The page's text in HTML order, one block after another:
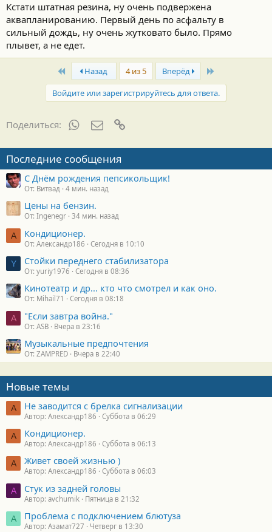
Кстати штатная резина, ну очень подвержена
аквапланированию. Первый день по асфальту в
сильный дождь, ну очень жутковато было. Прямо
плывет, а не едет.
First Назад 4 из 5 Вперёд
Войдите или зарегистрируйтесь для ответа.
Поделиться: WhatsAppЭлектронная почта
Последние сообщения
С Днём рождения пепсикольщик!
От: Витвад 4 мин. назад
Цены на бензин.
От: Ingenegr 34 мин. назад
А Кондиционер.
От: Александр186 Сегодня в 10:10
Y Стойки переднего стабилизатора
От: yuriy1976 Сегодня в 08:36
Кинотеатр и др... кто что смотрел и как оно.
От: Mihail71 Сегодня в 08:18
A "Если завтра война."
От: ASB Вчера в 23:16
Музыкальные предпочтения
От: ZAMPRED Вчера в 22:40
Новые темы
А Не заводится с брелка сигнализации
Автор: Александр186 Суббота в 06:29
А Кондиционер.
Автор: Александр186 Суббота в 06:13
А Живет своей жизнью )
Автор: Александр186 Суббота в 06:03
A Стук из задней головы
Автор: avchumik Пятница в 21:32
А Проблема с подключением блютуза
Автор: Азамат727 Четверг в 13:30